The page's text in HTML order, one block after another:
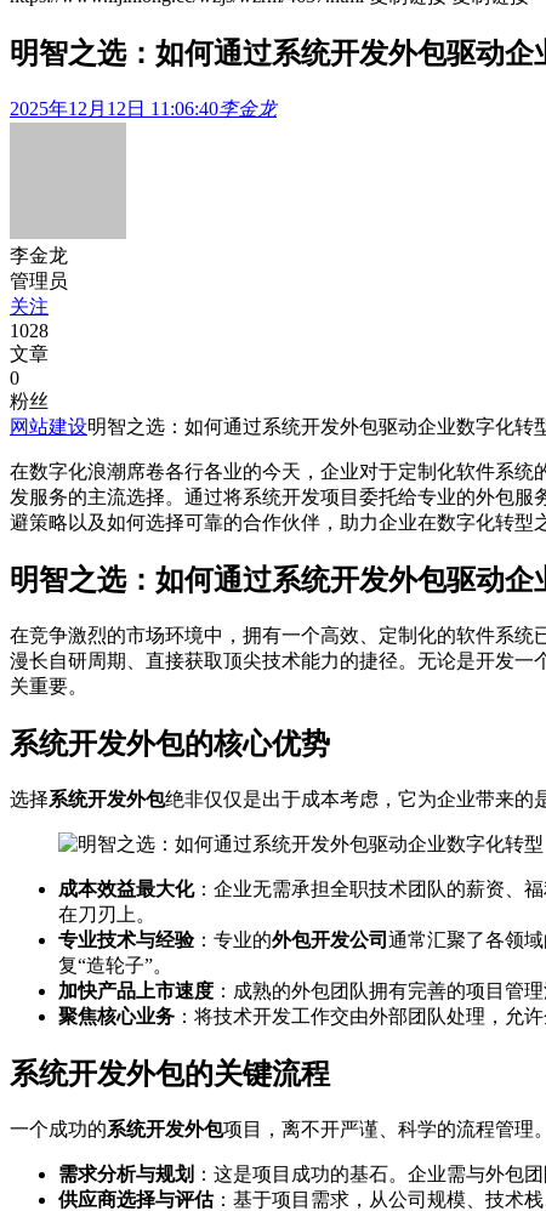
明智之选：如何通过系统开发外包驱动企
2025年12月12日 11:06:40李金龙
李金龙
管理员
关注
1028
文章
0
粉丝
网站建设明智之选：如何通过系统开发外包驱动企业数字化转
在数字化浪潮席卷各行各业的今天，企业对于定制化软件系
发服务的主流选择。通过将系统开发项目委托给专业的外包
避策略以及如何选择可靠的合作伙伴，助力企业在数字化转型
明智之选：如何通过系统开发外包驱动企
在竞争激烈的市场环境中，拥有一个高效、定制化的软件系统
漫长自研周期、直接获取顶尖技术能力的捷径。无论是开发
关重要。
系统开发外包的核心优势
选择系统开发外包绝非仅仅是出于成本考虑，它为企业带来的
成本效益最大化：企业无需承担全职技术团队的薪资、
在刀刃上。
专业技术与经验：专业的外包开发公司 通常汇聚了各领
复“造轮子”。
加快产品上市速度 ：成熟的外包团队拥有完善的项目管
聚焦核心业务 ：将技术开发工作交由外部团队处理，允
系统开发外包的关键流程
一个成功的系统开发外包项目，离不开严谨、科学的流程管理
需求分析与规划 ：这是项目成功的基石。企业需与外包
供应商选择与评估：基于项目需求，从公司规模、技术